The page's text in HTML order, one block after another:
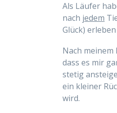
Als Läufer
nach jedem
Glück)
Nach
dass es mir
stetig
ein kleiner
wird.